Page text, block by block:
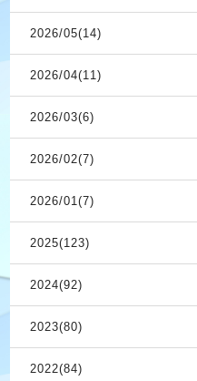
2026/05(14)
2026/04(11)
2026/03(6)
2026/02(7)
2026/01(7)
2025(123)
2024(92)
2023(80)
2022(84)